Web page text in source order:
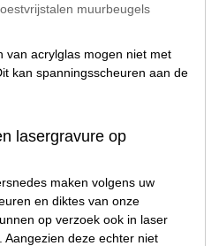
muurbeugels
van acrylglas mogen niet met
kan spanningsscheuren aan de
lasergravure op
maken volgens uw
en diktes van onze
op verzoek ook in laser
deze echter niet